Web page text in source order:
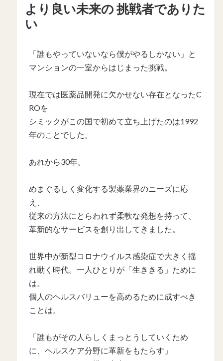
より良い未来の 挑戦者でありた
い
「誰もやっていないなら僕がやるしかない」と
マンションの一室からはじまった挑戦。
現在では医薬品開発に欠かせない存在となったC
ROを
シミックがこの国で初めて立ち上げたのは1992
年のことでした。
あれから30年。
めまぐるしく変化する製薬業界のニーズに応
え、
従来の方法にとらわれず柔軟な発想を持って、
革新的なサービスを創り出してきました。
世界中が新型コロナウイルス感染症で大きく揺
れ動く時代。一人ひとりが「生ききる」ために
は。
個人のヘルスバリューを高めるために成すべき
ことは。
「誰もがその人らしくまっとうしていくため
に、ヘルスケア分野に革新をもたらす」